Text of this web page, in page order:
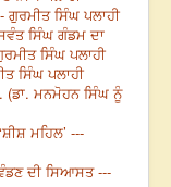
ਗੁਰਮੀਤ ਸਿੰਘ ਪਲਾਹੀ
ਸਿੰਘ ਗੰਡਮ ਦਾ
ਸਿੰਘ ਪਲਾਹੀ
ਸਿੰਘ ਪਲਾਹੀ
(ਡਾ. ਮਨਮੋਹਨ ਸਿੰਘ ਨੂੰ
ਮਹਿਲ’ ---
ਦੀ ਸਿਆਸਤ ---